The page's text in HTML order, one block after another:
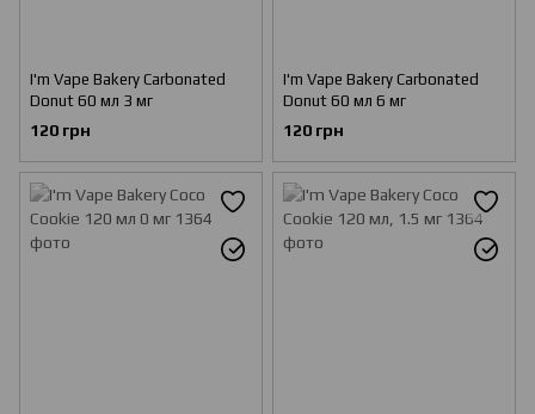
I'm Vape Bakery Carbonated
Donut 60 мл 3 мг
120 грн
I'm Vape Bakery Carbonated
Donut 60 мл 6 мг
120 грн